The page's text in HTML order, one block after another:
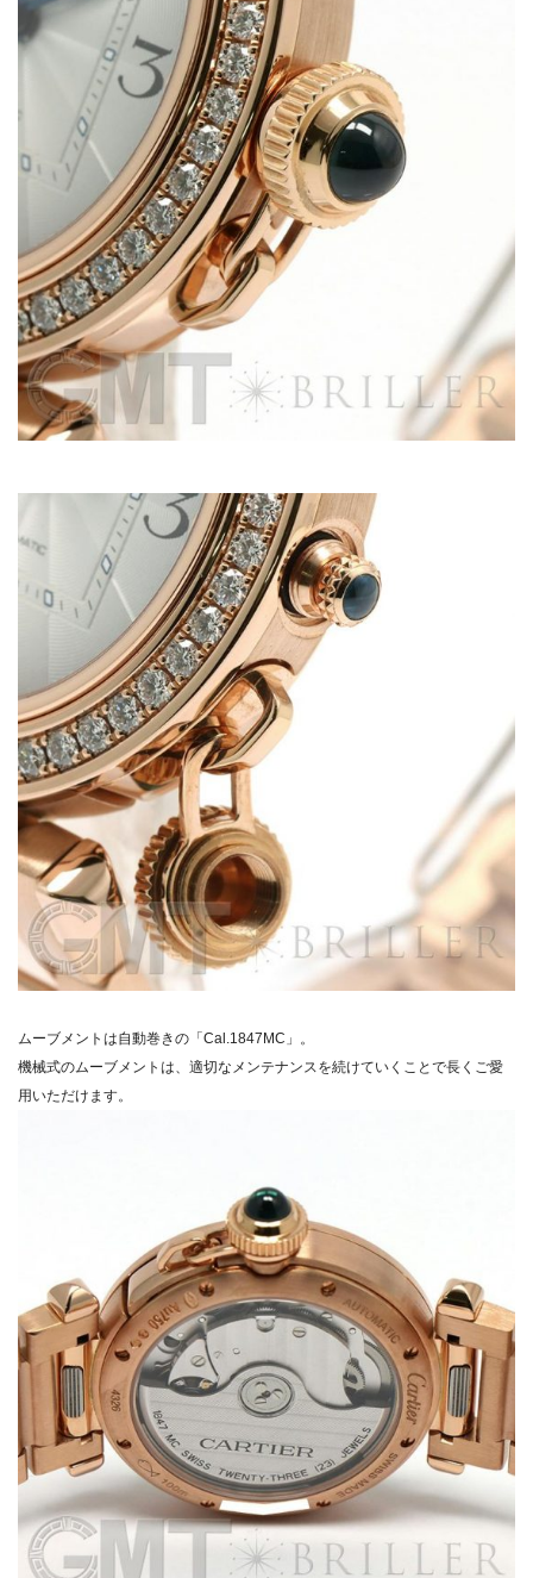
ムーブメントは自動巻きの「Cal.1847MC」。
機械式のムーブメントは、適切なメンテナンスを続けていくことで長くご愛
用いただけます。